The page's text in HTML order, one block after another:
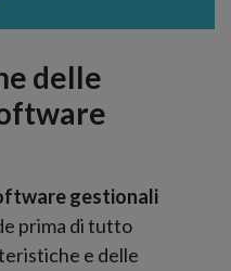
delle
gestionali
prima di tutto
e delle